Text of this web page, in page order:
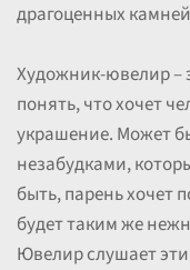
драгоценных
Художник-ювелир –
понять, что хочет
украшение. Может
незабудками,
быть, парень хочет
будет таким же
Ювелир слушает эти